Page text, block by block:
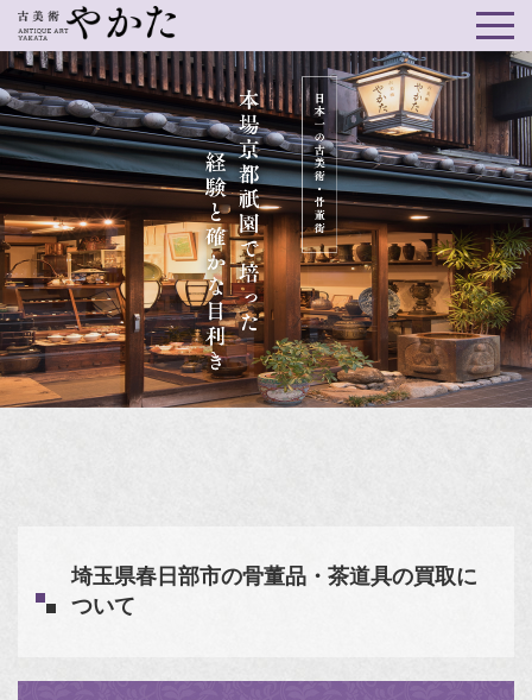
埼玉県春日部市の骨董品・茶道具の買取に
ついて